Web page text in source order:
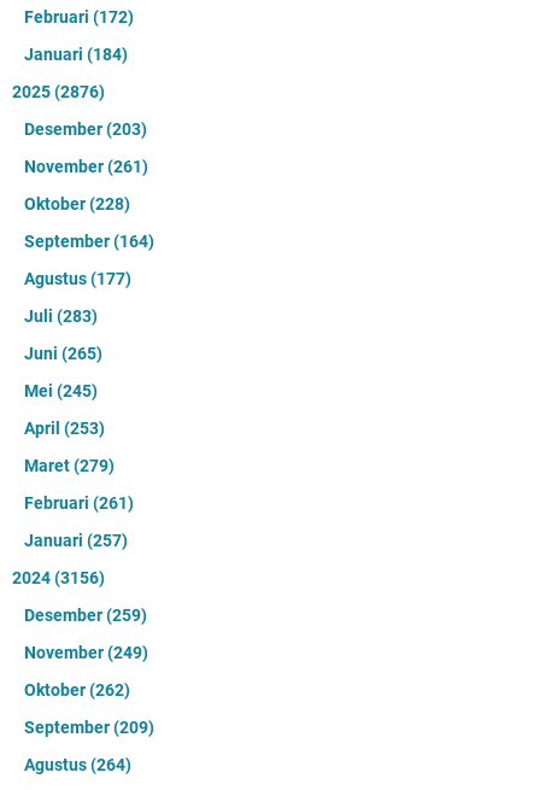
Februari (172)
Januari (184)
2025(2876)
Desember(203)
November(261)
Oktober(228)
September(164)
Agustus(177)
Juli (283)
Juni (265)
Mei (245)
April (253)
Maret(279)
Februari (261)
Januari (257)
2024(3156)
Desember(259)
November(249)
Oktober(262)
September(209)
Agustus(264)